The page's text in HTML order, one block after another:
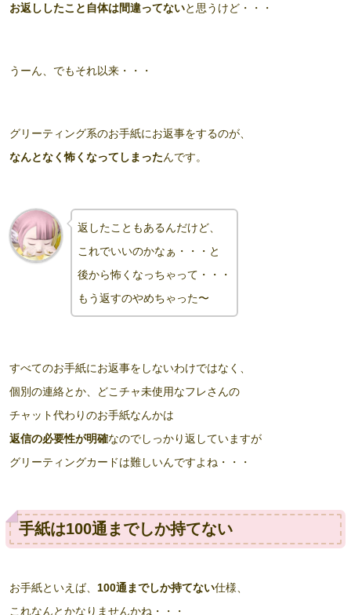
お返ししたこと自体は間違ってないと思うけど・・・
うーん、でもそれ以来・・・
グリーティング系のお手紙にお返事をするのが、
なんとなく怖くなってしまったんです。
返したこともあるんだけど、
これでいいのかなぁ・・・と
後から怖くなっちゃって・・・
もう返すのやめちゃった〜
すべてのお手紙にお返事をしないわけではなく、
個別の連絡とか、どこチャ未使用なフレさんの
チャット代わりのお手紙なんかは
返信の必要性が明確なのでしっかり返していますが
グリーティングカードは難しいんですよね・・・
手紙は100通までしか持てない
お手紙といえば、 100通までしか持てない仕様、
これなんとかなりませんかね・・・